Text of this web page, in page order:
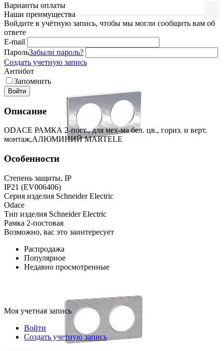
Варианты оплаты
Наши преимущества
Войдите в учётную запись, чтобы мы могли сообщить вам об
ответе
E-mail
ПарольЗабыли пароль?
Создать учетную запись
Антибот
Запомнить
Войти
Описание
ODACE РАМКА 2-пост., для мех-ма бел. цв., гориз. и верт.
монтаж,АЛЮМИНИЙ MARTELE
Особенности
Степень защиты, IP
IP21 (EV006406)
Серия изделия Schneider Electric
Odace
Тип изделия Schneider Electric
Рамка 2-постовая
Возможно, вас это заинтересует
Распродажа
Популярное
Недавно просмотренные
Моя учетная запись
Войти
Создать учетную запись